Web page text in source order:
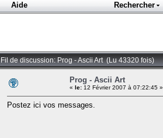
Aide Rechercher
Fil de discussion: Prog - Ascii Art (Lu 43320 fois)
Prog - Ascii Art
« le: 12 Février 2007 à 07:22:45 »
Postez ici vos messages.